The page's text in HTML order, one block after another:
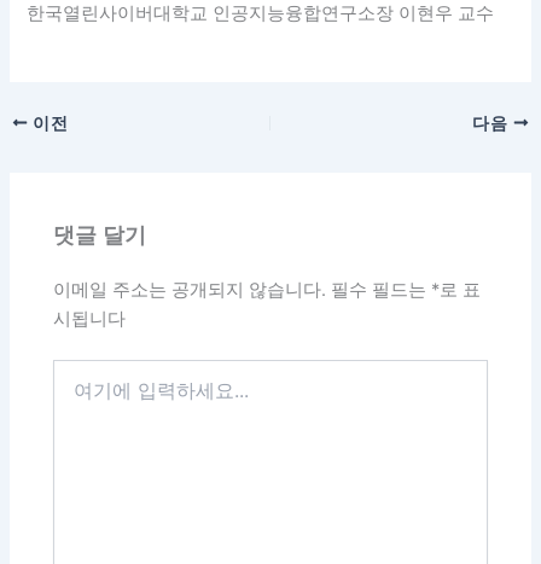
한국열린사이버대학교 인공지능융합연구소장 이현우 교수
이전 다음
댓글 달기
이메일 주소는 공개되지 않습니다. 필수 필드는 *로 표
시됩니다